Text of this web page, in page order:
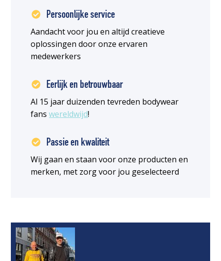
Persoonlijke service
Aandacht voor jou en altijd creatieve
oplossingen door onze ervaren
medewerkers
Eerlijk en betrouwbaar
Al 15 jaar duizenden tevreden bodywear
fanswereldwijd!
Passie en kwaliteit
Wij gaan en staan voor onze producten en
merken, met zorg voor jou geselecteerd